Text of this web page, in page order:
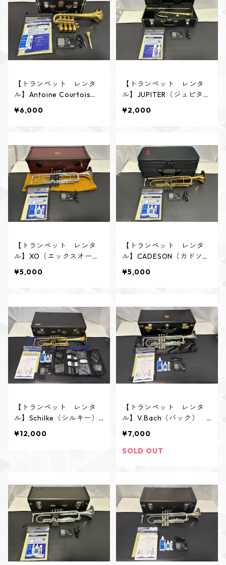
【トランペット レンタ
ル】Antoine Courtois
ランペット ロジェ・デル
¥6,000
【トランペット レンタ
ル】JUPITER（ジュピタ
ドトランペット）
¥2,000
【トランペット レンタ
ル】XO（エックスオー）
品
¥5,000
【トランペット レンタ
ル】CADESON（カドソ
ス・バジェ氏 選定品
¥5,000
【トランペット レンタ
ル】Schilke（シルキー）
¥12,000
【トランペット レンタ
ル】V.Bach（バック） V
品
¥7,000
SOLD OUT